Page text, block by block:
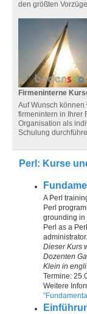
den größten
Firmeninterne
Auf Wunsch
firmen­intern in Ihrer
Organisation als
Schulung
Perl: Kurse
A Perl
Perl
grounding in
Perl as a
administrator.
Dieser Kurs
Dozenten
Klein in
Termine:
Weitere